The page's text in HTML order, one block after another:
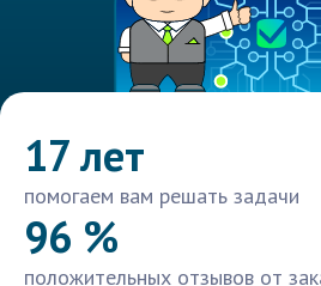
17 лет
помогаем вам решать задачи
96 %
положительных отзывов от